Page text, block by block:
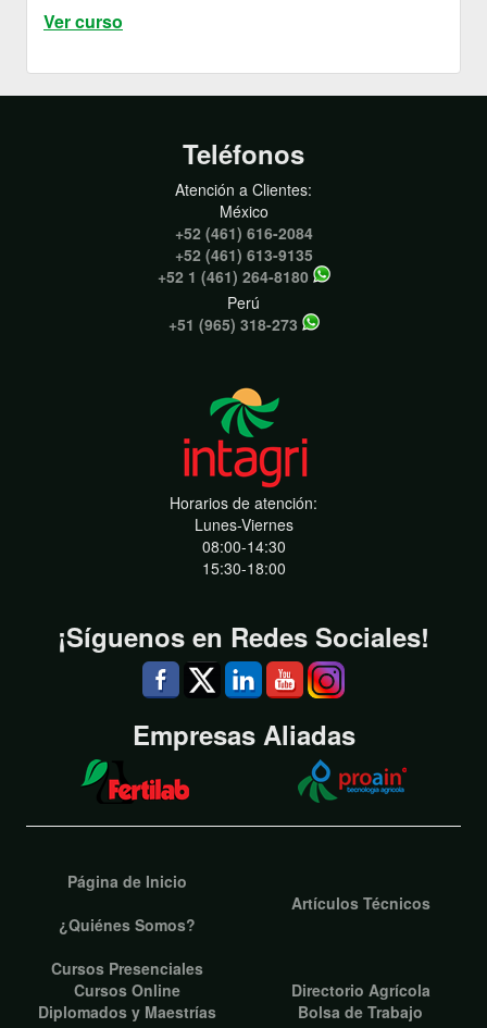
Ver curso
Teléfonos
Atención a Clientes:
México
+52 (461) 616-2084
+52 (461) 613-9135
+52 1 (461) 264-8180
Perú
+51 (965) 318-273
Horarios de atención:
Lunes-Viernes
08:00-14:30
15:30-18:00
¡Síguenos en Redes Sociales!
Empresas Aliadas
Página de Inicio
¿Quiénes Somos?
Artículos Técnicos
Cursos Presenciales
Cursos Online
Diplomados y Maestrías
Directorio Agrícola
Bolsa de Trabajo